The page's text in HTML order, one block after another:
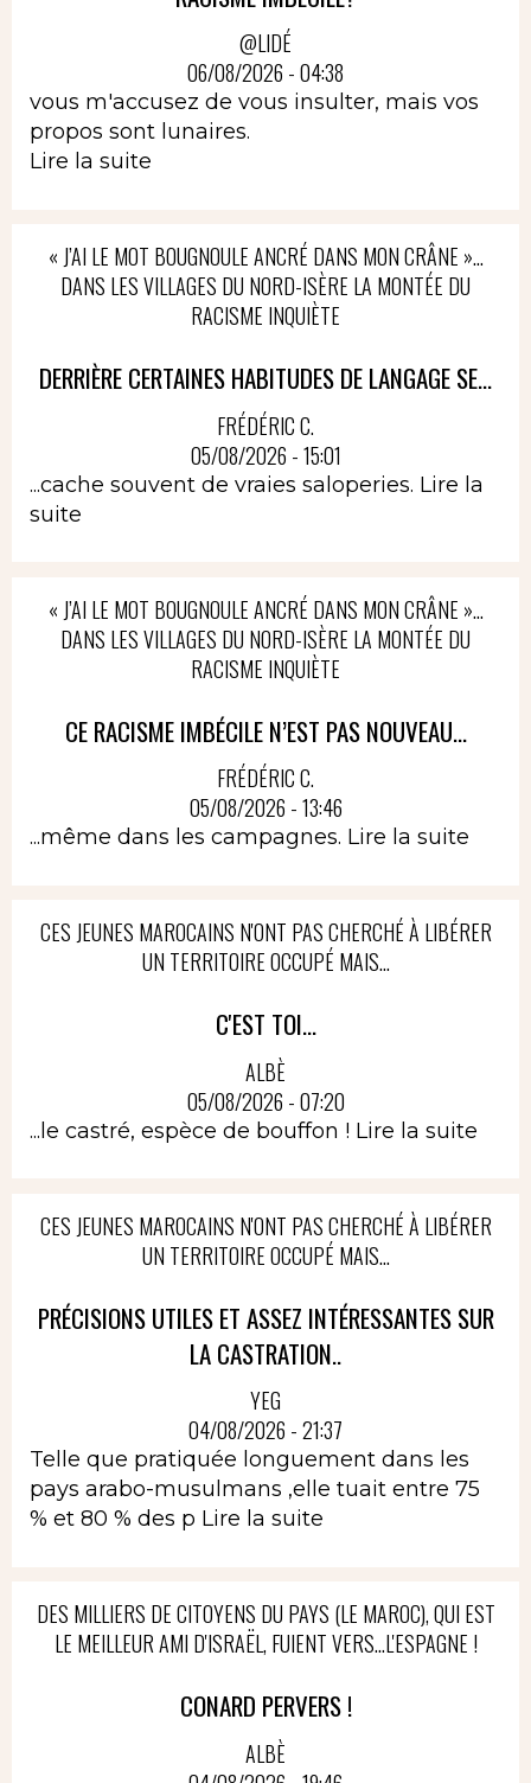
@LIDÉ
06/08/2026 - 04:38
vous m'accusez de vous insulter, mais vos
propos sont lunaires.
Lire la suite
« J’AI LE MOT BOUGNOULE ANCRÉ DANS MON CRÂNE »…
DANS LES VILLAGES DU NORD-ISÈRE LA MONTÉE DU
RACISME INQUIÈTE
DERRIÈRE CERTAINES HABITUDES DE LANGAGE SE...
FRÉDÉRIC C.
05/08/2026 - 15:01
...cache souvent de vraies saloperies. Lire la
suite
« J’AI LE MOT BOUGNOULE ANCRÉ DANS MON CRÂNE »…
DANS LES VILLAGES DU NORD-ISÈRE LA MONTÉE DU
RACISME INQUIÈTE
CE RACISME IMBÉCILE N’EST PAS NOUVEAU...
FRÉDÉRIC C.
05/08/2026 - 13:46
...même dans les campagnes. Lire la suite
CES JEUNES MAROCAINS N'ONT PAS CHERCHÉ À LIBÉRER
UN TERRITOIRE OCCUPÉ MAIS...
C'EST TOI...
ALBÈ
05/08/2026 - 07:20
...le castré, espèce de bouffon ! Lire la suite
CES JEUNES MAROCAINS N'ONT PAS CHERCHÉ À LIBÉRER
UN TERRITOIRE OCCUPÉ MAIS...
PRÉCISIONS UTILES ET ASSEZ INTÉRESSANTES SUR
LA CASTRATION..
YEG
04/08/2026 - 21:37
Telle que pratiquée longuement dans les
pays arabo-musulmans ,elle tuait entre 75
% et 80 % des p Lire la suite
DES MILLIERS DE CITOYENS DU PAYS (LE MAROC), QUI EST
LE MEILLEUR AMI D'ISRAËL, FUIENT VERS...L'ESPAGNE !
CONARD PERVERS !
ALBÈ